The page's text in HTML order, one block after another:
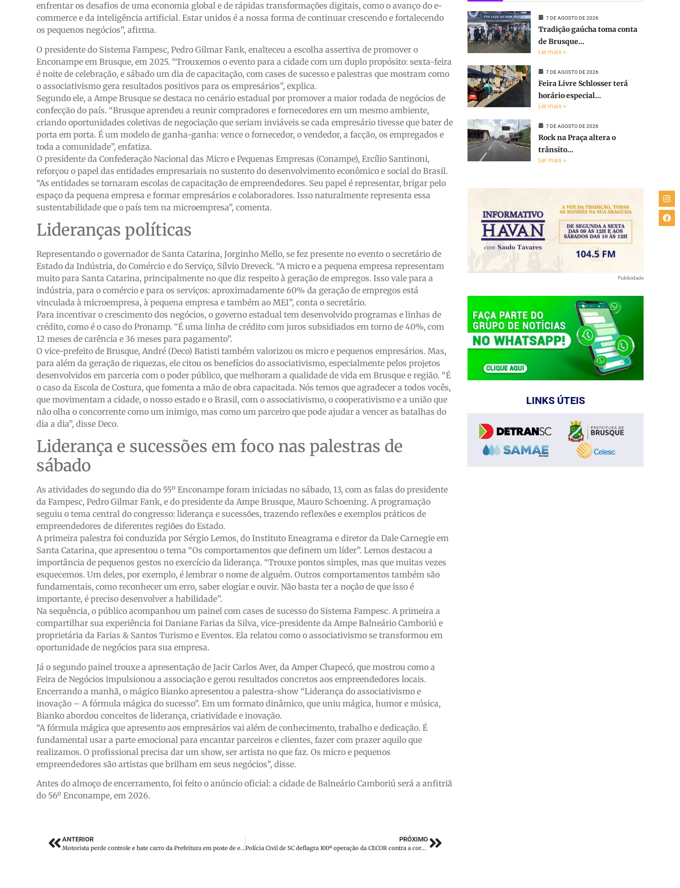
enfrentar os desafios de uma economia global e de rápidas transformações digitais, como o avanço do e-
commerce e da inteligência artificial. Estar unidos é a nossa forma de continuar crescendo e fortalecendo
os pequenos negócios”, afirma.
O presidente do Sistema Fampesc, Pedro Gilmar Fank, enalteceu a escolha assertiva de promover o
Enconampe em Brusque, em 2025. “Trouxemos o evento para a cidade com um duplo propósito: sexta-feira
é noite de celebração, e sábado um dia de capacitação, com cases de sucesso e palestras que mostram como
o associativismo gera resultados positivos para os empresários”, explica.
Segundo ele, a Ampe Brusque se destaca no cenário estadual por promover a maior rodada de negócios de
confecção do país. “Brusque aprendeu a reunir compradores e fornecedores em um mesmo ambiente,
criando oportunidades coletivas de negociação que seriam inviáveis se cada empresário tivesse que bater de
porta em porta. É um modelo de ganha-ganha: vence o fornecedor, o vendedor, a facção, os empregados e
toda a comunidade”, enfatiza.
O presidente da Confederação Nacional das Micro e Pequenas Empresas (Conampe), Ercílio Santinoni,
reforçou o papel das entidades empresariais no sustento do desenvolvimento econômico e social do Brasil.
“As entidades se tornaram escolas de capacitação de empreendedores. Seu papel é representar, brigar pelo
espaço da pequena empresa e formar empresários e colaboradores. Isso naturalmente representa essa
sustentabilidade que o país tem na microempresa”, comenta.
Lideranças políticas
Representando o governador de Santa Catarina, Jorginho Mello, se fez presente no evento o secretário de
Estado da Indústria, do Comércio e do Serviço, Sílvio Dreveck. “A micro e a pequena empresa representam
muito para Santa Catarina, principalmente no que diz respeito à geração de empregos. Isso vale para a
indústria, para o comércio e para os serviços: aproximadamente 60% da geração de empregos está
vinculada à microempresa, à pequena empresa e também ao MEI”, conta o secretário.
Para incentivar o crescimento dos negócios, o governo estadual tem desenvolvido programas e linhas de
crédito, como é o caso do Pronamp. “É uma linha de crédito com juros subsidiados em torno de 40%, com
12 meses de carência e 36 meses para pagamento”.
O vice-prefeito de Brusque, André (Deco) Batisti também valorizou os micro e pequenos empresários. Mas,
para além da geração de riquezas, ele citou os benefícios do associativismo, especialmente pelos projetos
desenvolvidos em parceria com o poder público, que melhoram a qualidade de vida em Brusque e região. “É
o caso da Escola de Costura, que fomenta a mão de obra capacitada. Nós temos que agradecer a todos vocês,
que movimentam a cidade, o nosso estado e o Brasil, com o associativismo, o cooperativismo e a união que
não olha o concorrente como um inimigo, mas como um parceiro que pode ajudar a vencer as batalhas do
dia a dia”, disse Deco.
Liderança e sucessões em foco nas palestras de
sábado
As atividades do segundo dia do 55º Enconampe foram iniciadas no sábado, 13, com as falas do presidente
da Fampesc, Pedro Gilmar Fank, e do presidente da Ampe Brusque, Mauro Schoening. A programação
seguiu o tema central do congresso: liderança e sucessões, trazendo reflexões e exemplos práticos de
empreendedores de diferentes regiões do Estado.
A primeira palestra foi conduzida por Sérgio Lemos, do Instituto Eneagrama e diretor da Dale Carnegie em
Santa Catarina, que apresentou o tema “Os comportamentos que definem um líder”. Lemos destacou a
importância de pequenos gestos no exercício da liderança. “Trouxe pontos simples, mas que muitas vezes
esquecemos. Um deles, por exemplo, é lembrar o nome de alguém. Outros comportamentos também são
fundamentais, como reconhecer um erro, saber elogiar e ouvir. Não basta ter a noção de que isso é
importante, é preciso desenvolver a habilidade”.
Na sequência, o público acompanhou um painel com cases de sucesso do Sistema Fampesc. A primeira a
compartilhar sua experiência foi Daniane Farias da Silva, vice-presidente da Ampe Balneário Camboriú e
proprietária da Farias & Santos Turismo e Eventos. Ela relatou como o associativismo se transformou em
oportunidade de negócios para sua empresa.
Já o segundo painel trouxe a apresentação de Jacir Carlos Aver, da Amper Chapecó, que mostrou como a
Feira de Negócios impulsionou a associação e gerou resultados concretos aos empreendedores locais.
Encerrando a manhã, o mágico Bianko apresentou a palestra-show “Liderança do associativismo e
inovação – A fórmula mágica do sucesso”. Em um formato dinâmico, que uniu mágica, humor e música,
Bianko abordou conceitos de liderança, criatividade e inovação.
“A fórmula mágica que apresento aos empresários vai além de conhecimento, trabalho e dedicação. É
fundamental usar a parte emocional para encantar parceiros e clientes, fazer com prazer aquilo que
realizamos. O profissional precisa dar um show, ser artista no que faz. Os micro e pequenos
empreendedores são artistas que brilham em seus negócios”, disse.
Antes do almoço de encerramento, foi feito o anúncio oficial: a cidade de Balneário Camboriú será a anfitriã
do 56º Enconampe, em 2026.
ANTERIOR
Motorista perde controle e bate carro da Prefeitura em poste de energia
PRÓXIMO
Polícia Civil de SC deflagra 100ª operação da CECOR contra a corrupção
7 DE AGOSTO DE 2026
Tradição gaúcha toma conta
de Brusque...
Ler mais »
7 DE AGOSTO DE 2026
Feira Livre Schlosser terá
horário especial...
Ler mais »
7 DE AGOSTO DE 2026
Rock na Praça altera o
trânsito...
Ler mais »
Publicidade
LINKS ÚTEIS